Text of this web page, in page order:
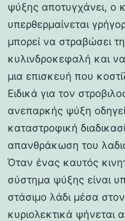
ψύξης αποτυγχάνει, ο
υπερθερμαίνεται
μπορεί να στραβώσει
κυλινδροκεφαλή και
μια επισκευή που
Ειδικά για τον
ανεπαρκής ψύξη
καταστροφική
απανθράκωση του
Όταν ένας καυτός
σύστημα ψύξης είναι
στάσιμο λάδι μέσα
κυριολεκτικά ψήνεται